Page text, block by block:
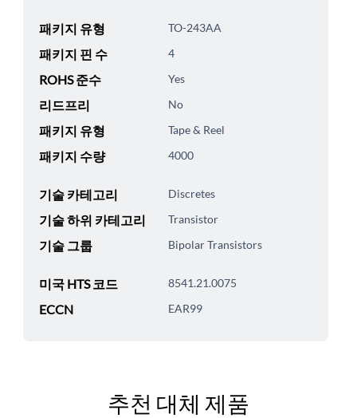
패키지 유형 TO-243AA
패키지 핀 수 4
ROHS 준수 Yes
리드프리 No
패키지 유형 Tape & Reel
패키지 수량 4000
기술 카테고리 Discretes
기술 하위 카테고리 Transistor
기술 그룹 Bipolar Transistors
미국 HTS 코드 8541.21.0075
ECCN EAR99
추천 대체 제품